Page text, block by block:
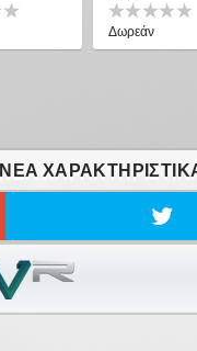
Δωρεάν